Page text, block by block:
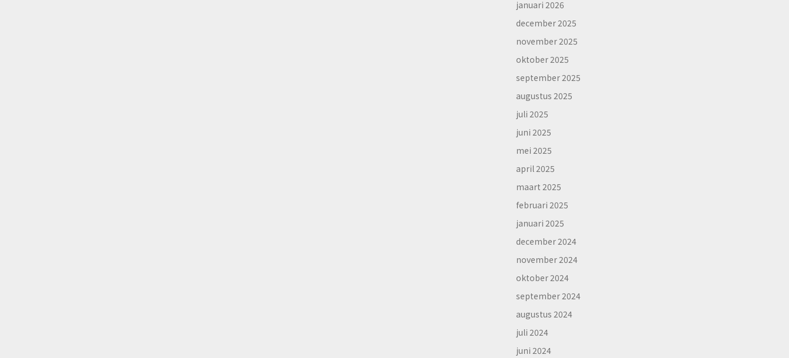
januari 2026
december 2025
november 2025
oktober 2025
september 2025
augustus 2025
juli 2025
juni 2025
mei 2025
april 2025
maart 2025
februari 2025
januari 2025
december 2024
november 2024
oktober 2024
september 2024
augustus 2024
juli 2024
juni 2024